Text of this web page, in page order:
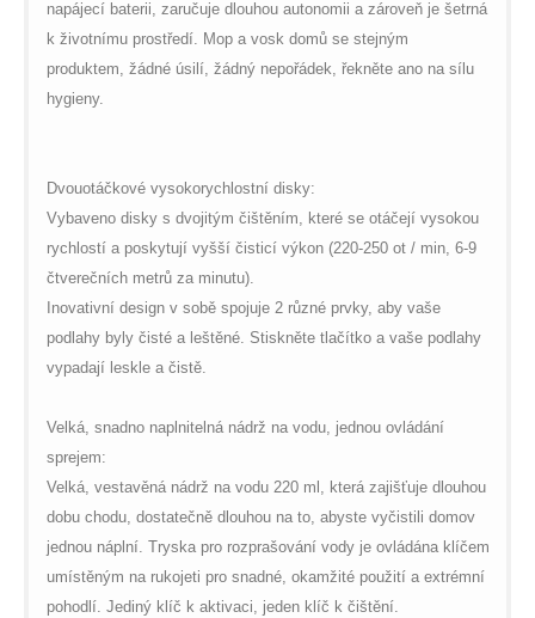
napájecí baterii, zaručuje dlouhou autonomii a zároveň je šetrná
k životnímu prostředí. Mop a vosk domů se stejným
produktem, žádné úsilí, žádný nepořádek, řekněte ano na sílu
hygieny.
Dvouotáčkové vysokorychlostní disky:
Vybaveno disky s dvojitým čištěním, které se otáčejí vysokou
rychlostí a poskytují vyšší čisticí výkon (220-250 ot / min, 6-9
čtverečních metrů za minutu).
Inovativní design v sobě spojuje 2 různé prvky, aby vaše
podlahy byly čisté a leštěné. Stiskněte tlačítko a vaše podlahy
vypadají leskle a čistě.
Velká, snadno naplnitelná nádrž na vodu, jednou ovládání
sprejem:
Velká, vestavěná nádrž na vodu 220 ml, která zajišťuje dlouhou
dobu chodu, dostatečně dlouhou na to, abyste vyčistili domov
jednou náplní. Tryska pro rozprašování vody je ovládána klíčem
umístěným na rukojeti pro snadné, okamžité použití a extrémní
pohodlí. Jediný klíč k aktivaci, jeden klíč k čištění.